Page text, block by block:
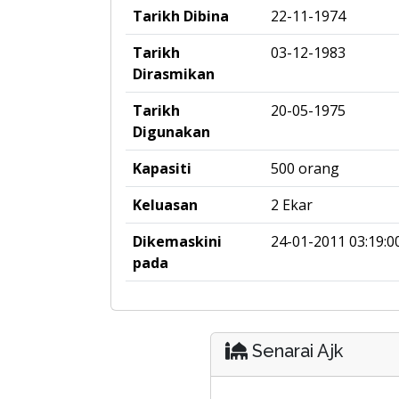
Tarikh Dibina
22-11-1974
Tarikh
Dirasmikan
03-12-1983
Tarikh
Digunakan
20-05-1975
Kapasiti
500 orang
Keluasan
2 Ekar
Dikemaskini
pada
24-01-2011
Senarai Ajk